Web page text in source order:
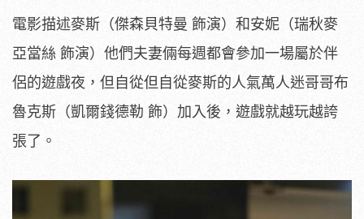
電影描述麥斯（傑森貝特曼 飾演）和安妮（瑞秋麥
亞當絲 飾演）他們夫妻倆每週都會參加一場屬於伴
侶的遊戲夜，但自從但自從麥斯的人氣萬人迷哥哥布
魯克斯（凱爾錢德勒 飾）加入後，遊戲就越玩越誇
張了。